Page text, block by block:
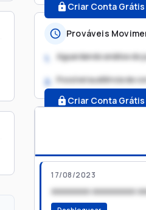
Criar Conta Grátis
Prováveis
1. Aguardando análise do
2. Possível audiência de
Criar Conta Grátis
17/08/2023
xxxxxxxx xxxxxxxxx